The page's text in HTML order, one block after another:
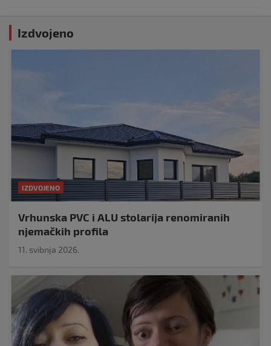
Izdvojeno
IZDVOJENO
Vrhunska PVC i ALU stolarija renomiranih
njemačkih profila
11. svibnja 2026.